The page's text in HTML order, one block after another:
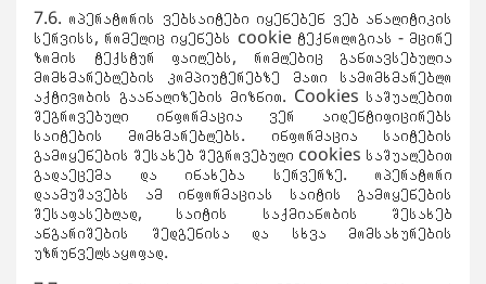
7.6. ოპერატორის ვებსაიტები იყენებენ ვებ ანალიტიკის
სერვისს, რომელიც იყენებს cookie ტექნოლოგიას - მცირე
ზომის ტექსტურ ფაილებს, რომლებიც განთავსებულია
მომხმარებლების კომპიუტერებზე მათი სამომხმარებლო
აქტივობის გაანალიზების მიზნით. Cookies საშუალებით
შეგროვებული ინფორმაცია ვერ აიდენტიფიცირებს
საიტების მომხმარებლებს. ინფორმაცია საიტების
გამოყენების შესახებ შეგროვებული cookies საშუალებით
გადაეცემა და ინახება სერვერზე. ოპერატორი
დაამუშავებს ამ ინფორმაციას საიტის გამოყენების
შესაფასებლად, საიტის საქმიანობის შესახებ
ანგარიშების შედგენისა და სხვა მომსახურების
უზრუნველსაყოფად.